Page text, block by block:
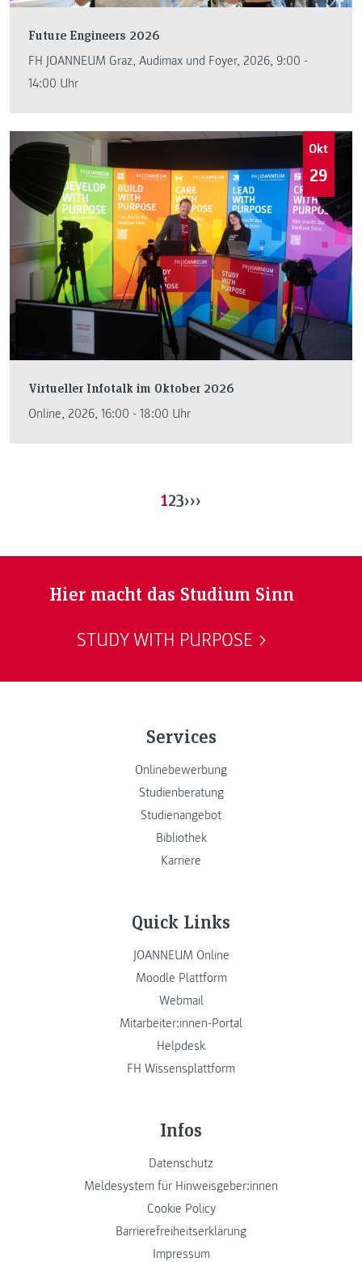
Future Engineers 2026
FH JOANNEUM Graz, Audimax und Foyer, 2026, 9:00 -
14:00 Uhr
Okt
29
Virtueller Infotalk im Oktober 2026
Online, 2026, 16:00 - 18:00 Uhr
123›››
Hier macht das Studium Sinn
STUDY WITH PURPOSE
Services
Onlinebewerbung
Studienberatung
Studienangebot
Bibliothek
Karriere
Quick Links
JOANNEUM Online
Moodle Plattform
Webmail
Mitarbeiter:innen-Portal
Helpdesk
FH Wissensplattform
Infos
Datenschutz
Meldesystem für Hinweisgeber:innen
Cookie Policy
Barrierefreiheitserklärung
Impressum